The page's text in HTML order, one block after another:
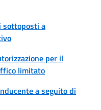
sottoposti a
per il
limitato
a seguito di